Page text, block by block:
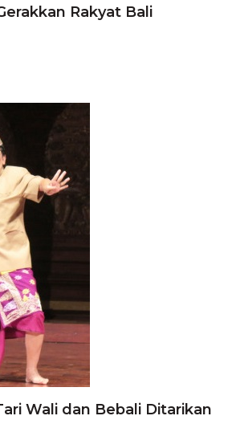
Rakyat Bali
Wali dan Bebali Ditarikan